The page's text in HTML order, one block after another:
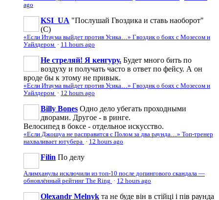
ago
KSI_UA "Послушай Гвоздика и ставь наоборот"
(С)
«Если Итаума выйдет против Усика…» Гвоздик о боях с Мозесом и
Уайлдером · 11 hours ago
Не стреляй! Я кенгуру. Будет много бить по
воздуху и получать часто в ответ по фейсу. А он
вроде бы к этому не привык.
«Если Итаума выйдет против Усика…» Гвоздик о боях с Мозесом и
Уайлдером · 12 hours ago
Billy Bones Одно дело убегать проходными
дворами. Другое - в ринге.
Велосипед в боксе - отдельное искусство.
«Если Джошуа не расправится с Полом за два раунда…» Топ-тренер
нахваливает ютубера · 12 hours ago
Filin По делу
Алимханулы исключили из топ-10 после допингового скандала —
обновлённый рейтинг The Ring · 12 hours ago
Olexandr Melnyk та не буде він в стійці і пів раунда